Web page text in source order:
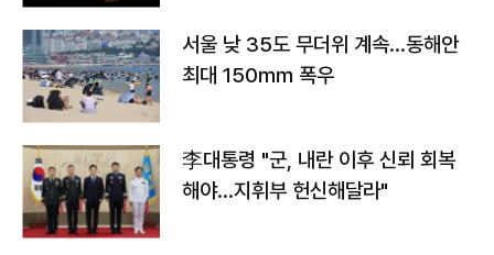
서울 낮 35도 무더위 계속…동해안
최대 150㎜ 폭우
李대통령 "군, 내란 이후 신뢰 회복
해야…지휘부 헌신해달라"